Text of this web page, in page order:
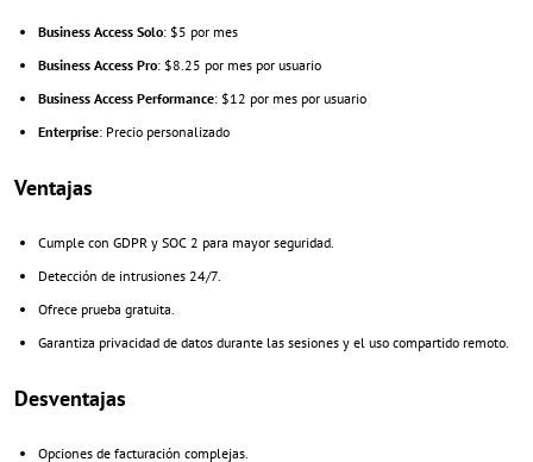
Business Access Solo: $5 por mes
Business Access Pro: $8.25 por mes por usuario
Business Access Performance: $12 por mes por usuario
Enterprise: Precio personalizado
Ventajas
Cumple con GDPR y SOC 2 para mayor seguridad.
Detección de intrusiones 24/7.
Ofrece prueba gratuita.
Garantiza privacidad de datos durante las sesiones y el uso compartido remoto.
Desventajas
Opciones de facturación complejas.